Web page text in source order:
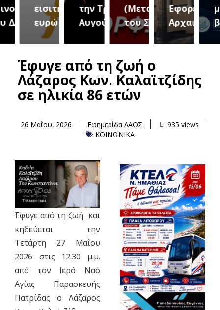
εισιτήριο 2
ευρώ
την Τρίτη 18
Αυγούστου
(Μεταμόρφωση
του Σωτήρος)
Εφορεία
Αρχαιοτήτων
Έφυγε από τη ζωή ο
Λάζαρος Κων. Καλαϊτζίδης
σε ηλικία 86 ετών
26 Μαΐου, 2026 Εφημερίδα ΛΑΟΣ
935 views
ΚΟΙΝΩΝΙΚΑ
Έφυγε από τη ζωή και
κηδεύεται την
Τετάρτη 27 Μαΐου
2026 στις 12.30 μ.μ.
από τον Ιερό Ναό
Αγίας Παρασκευής
Πατρίδας ο Λάζαρος